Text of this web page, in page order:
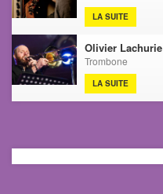
LA SUITE
Olivier Lachurie
Trombone
LA SUITE